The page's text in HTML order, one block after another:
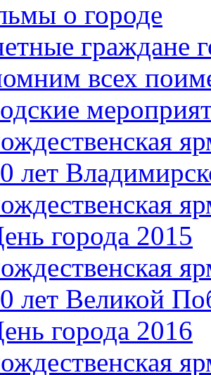
о городе
граждане
всех
лет
города 2015
лет Великой
города 2016